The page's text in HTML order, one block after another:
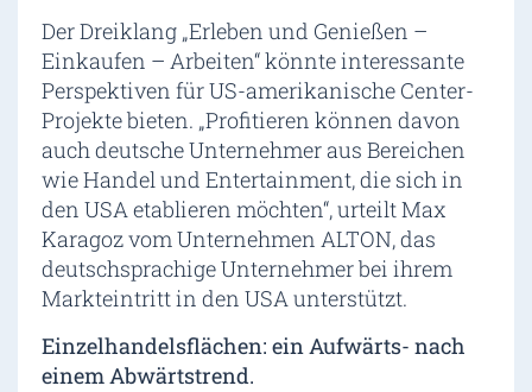
Der Dreiklang „Erleben und Genießen –
Einkaufen – Arbeiten“ könnte interessante
Perspektiven für US-amerikanische Center-
Projekte bieten. „Profitieren können davon
auch deutsche Unternehmer aus Bereichen
wie Handel und Entertainment, die sich in
den USA etablieren möchten“, urteilt Max
Karagoz vom Unternehmen ALTON, das
deutschsprachige Unternehmer bei ihrem
Markteintritt in den USA unterstützt.
Einzelhandelsflächen: ein Aufwärts- nach
einem Abwärtstrend.